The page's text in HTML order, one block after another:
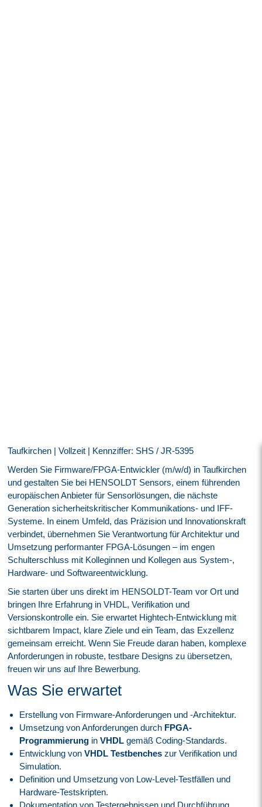
Taufkirchen | Vollzeit | Kennziffer: SHS / JR-5395
Werden Sie Firmware/FPGA-Entwickler (m/w/d) in Taufkirchen
und gestalten Sie bei HENSOLDT Sensors, einem führenden
europäischen Anbieter für Sensorlösungen, die nächste
Generation sicherheitskritischer Kommunikations- und IFF-
Systeme. In einem Umfeld, das Präzision und Innovationskraft
verbindet, übernehmen Sie Verantwortung für Architektur und
Umsetzung performanter FPGA-Lösungen – im engen
Schulterschluss mit Kolleginnen und Kollegen aus System-,
Hardware- und Softwareentwicklung.
Sie starten über uns direkt im HENSOLDT-Team vor Ort und
bringen Ihre Erfahrung in VHDL, Verifikation und
Versionskontrolle ein. Sie erwartet Hightech-Entwicklung mit
sichtbarem Impact, klare Ziele und ein Team, das Exzellenz
gemeinsam erreicht. Wenn Sie Freude daran haben, komplexe
Anforderungen in robuste, testbare Designs zu übersetzen,
freuen wir uns auf Ihre Bewerbung.
Was Sie erwartet
Erstellung von Firmware-Anforderungen und -Architektur.
Umsetzung von Anforderungen durch FPGA-
Programmierung inVHDL gemäß Coding-Standards.
Entwicklung vonVHDL Testbenches zur Verifikation und
Simulation.
Definition und Umsetzung von Low-Level-Testfällen und
Hardware-Testskripten.
Dokumentation von Testergebnissen und Durchführung